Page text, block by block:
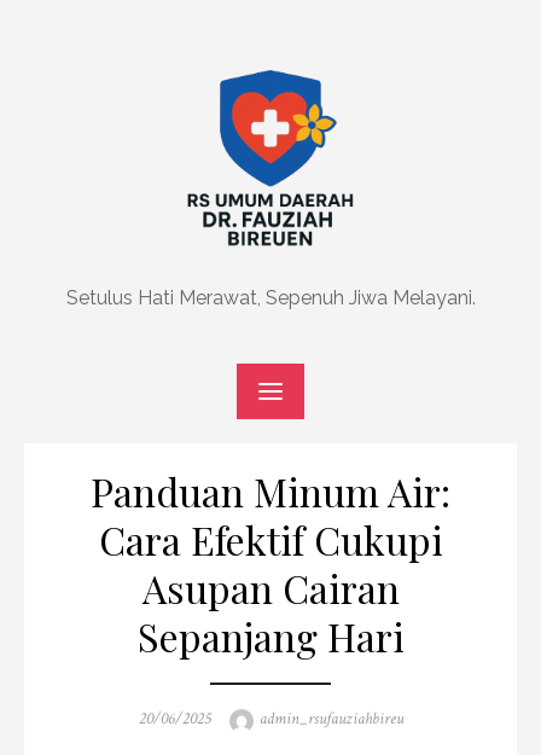
Setulus Hati Merawat, Sepenuh Jiwa Melayani.
Panduan Minum Air:
Cara Efektif Cukupi
Asupan Cairan
Sepanjang Hari
Posted
20/06/2025 Author
admin_rsufauziahbireu